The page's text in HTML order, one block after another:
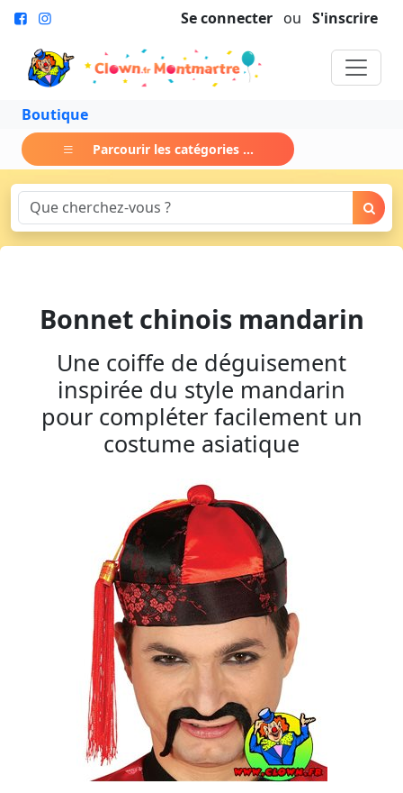
Se connecter ou S'inscrire
Boutique
Parcourir les catégories ...
Bonnet chinois mandarin
Une coiffe de déguisement
inspirée du style mandarin
pour compléter facilement un
costume asiatique